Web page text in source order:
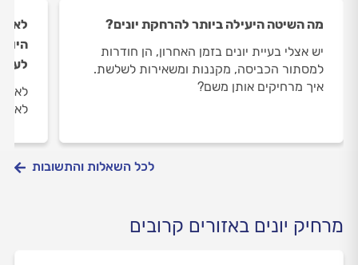
מה השיטה היעילה ביותר להרחקת יונים?
יש אצלי בעיית יונים בזמן האחרון, הן חודרות
למסתור הכביסה, מקננות ומשאירות לשלשת.
איך מרחיקים אותן משם?
לא
לכל השאלות והתשובות
מרחיק יונים באזורים קרובים